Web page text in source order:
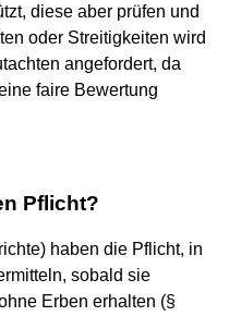
diese aber prüfen und
oder Streitigkeiten wird
angefordert, da
faire Bewertung
Pflicht?
haben die Pflicht, in
sobald sie
Erben erhalten (§